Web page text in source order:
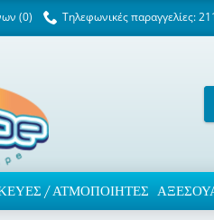
(0) Τηλεφωνικές παραγγελίες:
/ ΑΤΜΟΠΟΙΗΤΈΣ